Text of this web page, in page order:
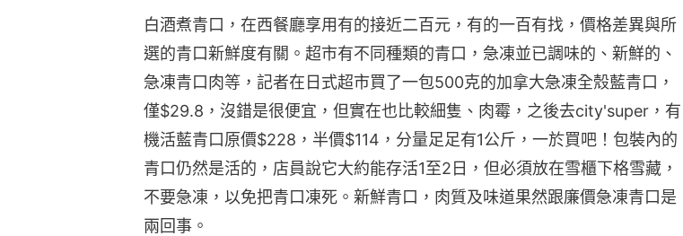
白酒煮青口，在西餐廳享用有的接近二百元，有的一百有找，價格差異與所
選的青口新鮮度有關。超市有不同種類的青口，急凍並已調味的、新鮮的、
急凍青口肉等，記者在日式超市買了一包500克的加拿大急凍全殼藍青口，
僅$29.8，沒錯是很便宜，但實在也比較細隻、肉霉，之後去city'super，有
機活藍青口原價$228，半價$114，分量足足有1公斤，一於買吧！包裝內的
青口仍然是活的，店員說它大約能存活1至2日，但必須放在雪櫃下格雪藏，
不要急凍，以免把青口凍死。新鮮青口，肉質及味道果然跟廉價急凍青口是
兩回事。